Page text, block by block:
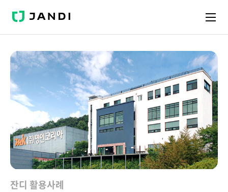
J
N
I
잔디 활용사례